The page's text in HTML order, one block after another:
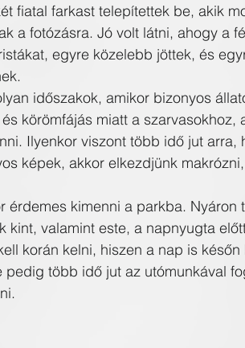
fiatal farkast telepítettek be, akik
a fotózásra. Jó volt látni, ahogy a
egyre közelebb jöttek, és
időszakok, amikor bizonyos
körömfájás miatt a szarvasokhoz,
Ilyenkor viszont több idő jut arra,
képek, akkor elkezdjünk
érdemes kimenni a parkba. Nyáron
kint, valamint este, a napnyugta
korán kelni, hiszen a nap is
több idő jut az utómunkával